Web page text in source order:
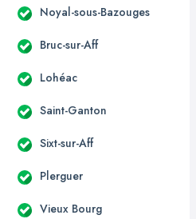
Noyal-sous-Bazouges
Bruc-sur-Aff
Lohéac
Saint-Ganton
Sixt-sur-Aff
Plerguer
Vieux Bourg